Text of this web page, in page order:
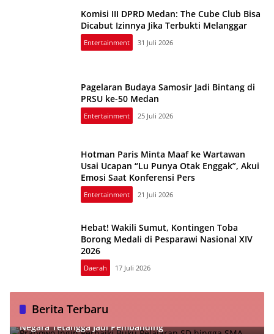
Komisi III DPRD Medan: The Cube Club Bisa
Dicabut Izinnya Jika Terbukti Melanggar
Entertainment 31 Juli 2026
Pagelaran Budaya Samosir Jadi Bintang di
PRSU ke-50 Medan
Entertainment 25 Juli 2026
Hotman Paris Minta Maaf ke Wartawan
Usai Ucapan “Lu Punya Otak Enggak”, Akui
Emosi Saat Konferensi Pers
Entertainment 21 Juli 2026
Hebat! Wakili Sumut, Kontingen Toba
Borong Medali di Pesparawi Nasional XIV
2026
Daerah 17 Juli 2026
Berita Terbaru
Prabowo Ingin Perbaiki Buku Pelajaran SD hingga SMA,
Negara Tetangga Jadi Pembanding